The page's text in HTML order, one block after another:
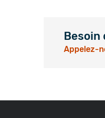
Besoin
Appelez-